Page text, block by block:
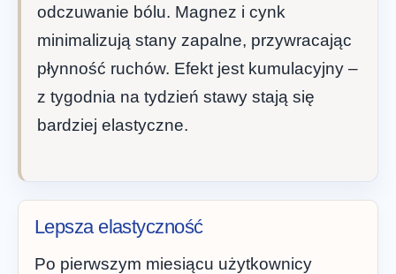
odczuwanie bólu. Magnez i cynk
minimalizują stany zapalne, przywracając
płynność ruchów. Efekt jest kumulacyjny –
z tygodnia na tydzień stawy stają się
bardziej elastyczne.
Lepsza elastyczność
Po pierwszym miesiącu użytkownicy